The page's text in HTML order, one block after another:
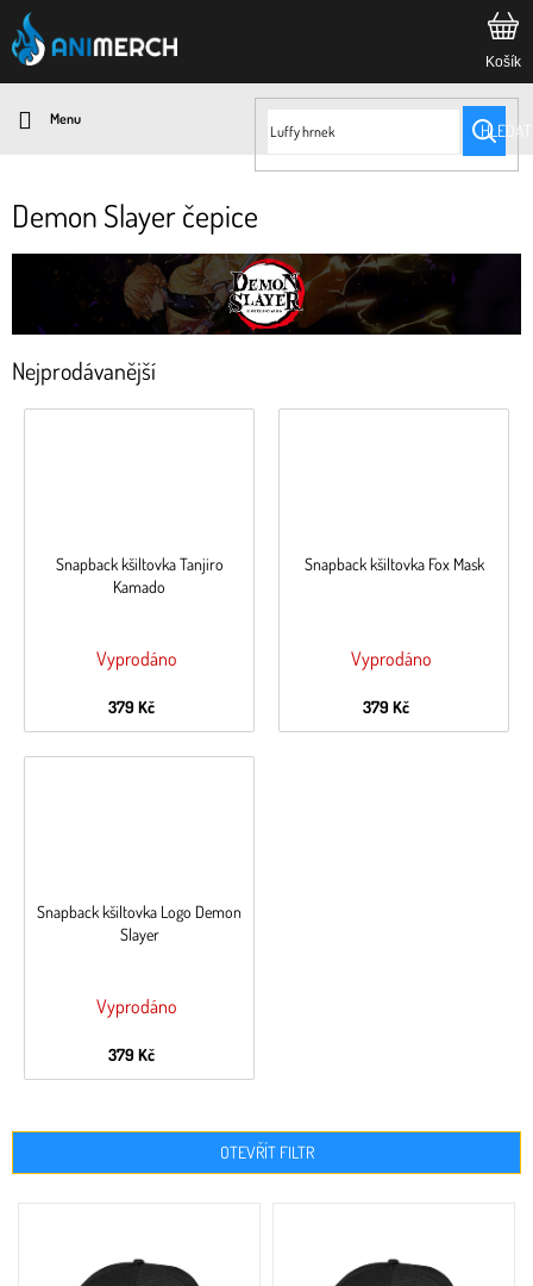
Přejít
na
obsah
HLEDAT
Demon Slayer čepice
Nejprodávanější
Snapback kšiltovka Tanjiro
Kamado
Vyprodáno
379 Kč
Snapback kšiltovka Fox Mask
Vyprodáno
379 Kč
Snapback kšiltovka Logo Demon
Slayer
Vyprodáno
379 Kč
OTEVŘÍT FILTR